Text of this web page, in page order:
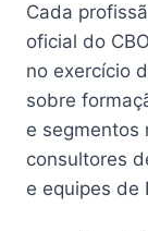
Cada
oficial do
no exercício
sobre
e segmentos
consultores
e equipes de